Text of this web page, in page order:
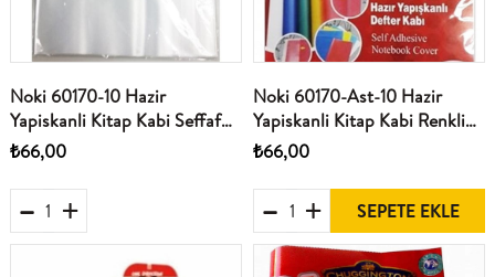
Noki 60170-10 Hazir
Yapiskanli Kitap Kabi Seffaf
10Lu
₺66,00
Noki 60170-Ast-10 Hazir
Yapiskanli Kitap Kabi Renkli
10Lu
₺66,00
SEPETE EKLE